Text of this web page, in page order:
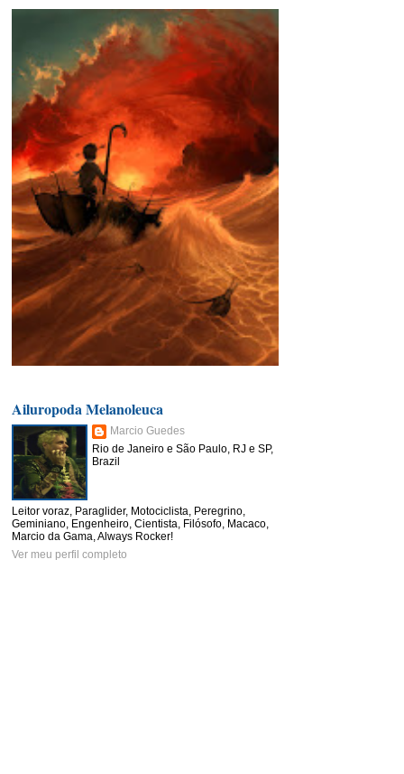
Ailuropoda Melanoleuca
Marcio Guedes
Rio de Janeiro e São Paulo, RJ e SP,
Brazil
Leitor voraz, Paraglider, Motociclista, Peregrino,
Geminiano, Engenheiro, Cientista, Filósofo, Macaco,
Marcio da Gama, Always Rocker!
Ver meu perfil completo